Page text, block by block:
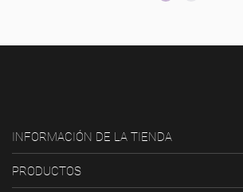
INFORMACIÓN DE LA TIENDA
PRODUCTOS